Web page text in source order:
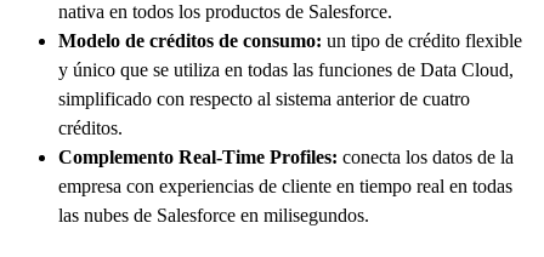
nativa en todos los productos de Salesforce.
Modelo de créditos de consumo: un tipo de crédito flexible
y único que se utiliza en todas las funciones de Data Cloud,
simplificado con respecto al sistema anterior de cuatro
créditos.
Complemento Real-Time Profiles: conecta los datos de la
empresa con experiencias de cliente en tiempo real en todas
las nubes de Salesforce en milisegundos.